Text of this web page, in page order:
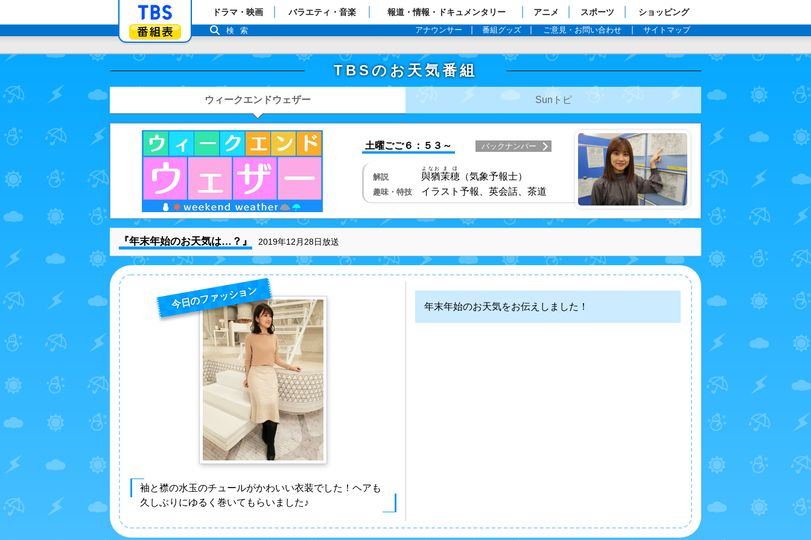
「TBSテレビ」トップページ
番組表
ドラマ・映画 バラエティ・音楽 報道・情報・ドキュメンタリー アニメ スポーツ ショッピング
アナウンサー 番組グッズ ご意見・お問い合わせ サイトマップ
検索
TBSのお天気番組
ウィークエンドウェザー Sunトピ
土曜ごご６：５３～ バックナンバー
解説 與猶
よなお
茉穂
まほ
（気象予報士）
趣味・特技 イラスト予報、英会話、茶道
年末年始のお天気は…？ 2019年12月28日放送
今日のファッション
袖と襟の水玉のチュールがかわいい衣装でした！ヘアも
久しぶりにゆるく巻いてもらいました♪
年末年始のお天気をお伝えしました！